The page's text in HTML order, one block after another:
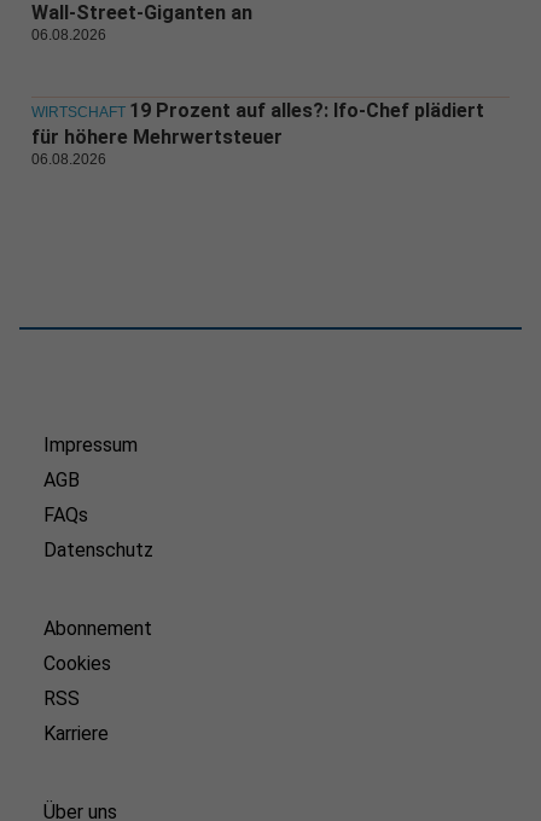
Wall-Street-Giganten an
06.08.2026
WIRTSCHAFT 19 Prozent auf alles?: Ifo-Chef plädiert
für höhere Mehrwertsteuer
06.08.2026
Impressum
AGB
FAQs
Datenschutz
Abonnement
Cookies
RSS
Karriere
Über uns